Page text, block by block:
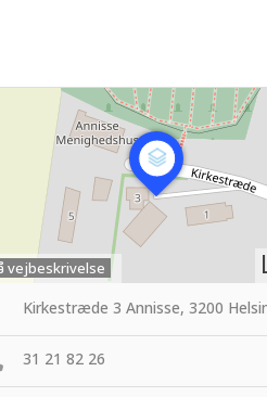
vejbeskrivelse
Kirkestræde 3 Annisse, 3200
31 21 82 26